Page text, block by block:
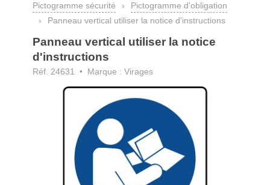
Pictogramme sécurité
›
Pictogramme d'obligation
›
Panneau vertical utiliser la notice d'instructions
Panneau vertical utiliser la notice
d'instructions
Réf. 24631 • Marque : Virages